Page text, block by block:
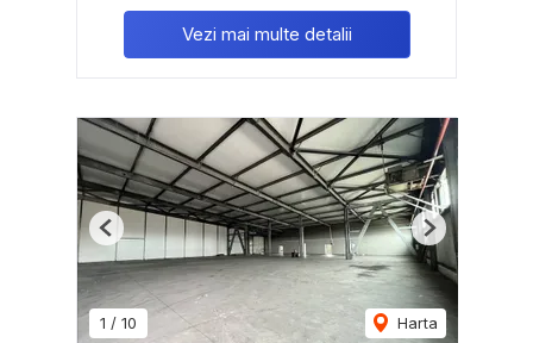
Vezi mai multe detalii
1 / 10 Harta
Previous Next